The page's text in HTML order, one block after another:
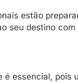
estão
seu destino
é essencial, pois